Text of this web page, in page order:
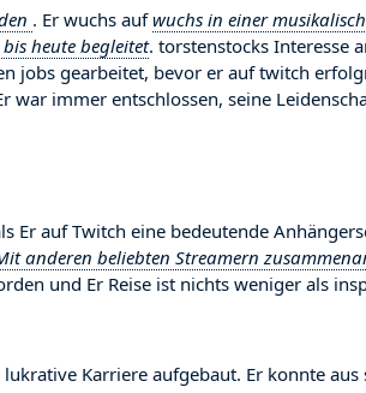
. Er wuchs aufwuchs in einer
heute begleitet. torstenstocks Interesse
jobs gearbeitet, bevor er auf twitch
war immer entschlossen, seine
Er auf Twitch eine bedeutende
anderen beliebten Streamern
und Er Reise ist nichts weniger als
Karriere aufgebaut. Er konnte aus